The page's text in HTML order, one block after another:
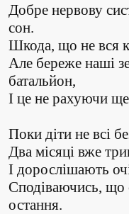
Добре нервову
сон.
Шкода, що не вся
Але береже наші
батальйон,
І це не рахуючи ще
Поки діти не всі
Два місяці вже
І дорослішають
Сподіваючись, що
остання.